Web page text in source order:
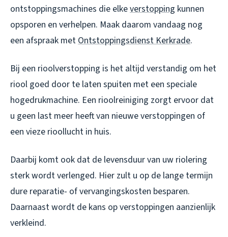
ontstoppingsmachines die elkeverstopping kunnen
opsporen en verhelpen. Maak daarom vandaag nog
een afspraak met Ontstoppingsdienst Kerkrade.
Bij een rioolverstopping is het altijd verstandig om het
riool goed door te laten spuiten met een speciale
hogedrukmachine. Een rioolreiniging zorgt ervoor dat
u geen last meer heeft van nieuwe verstoppingen of
een vieze rioollucht in huis.
Daarbij komt ook dat de levensduur van uw riolering
sterk wordt verlenged. Hier zult u op de lange termijn
dure reparatie- of vervangingskosten besparen.
Daarnaast wordt de kans op verstoppingen aanzienlijk
verkleind.